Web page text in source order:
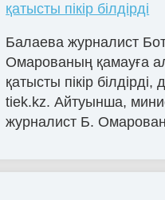
қатысты пікір білдірді
Балаева журналист
Омарованың қамауға
қатысты пікір
tiek.kz. Айтуынша,
журналист Б.